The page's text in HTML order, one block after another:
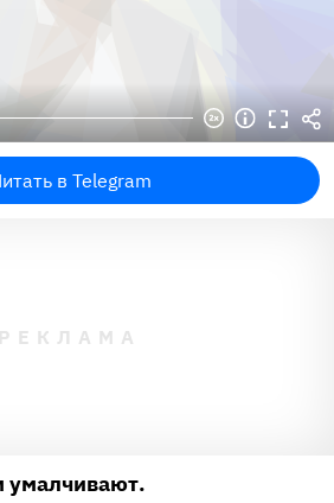
в Telegram
умалчивают.